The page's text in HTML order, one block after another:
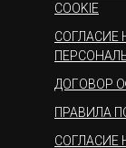
COOKIE
СОГЛАСИЕ
ДОГОВОР
ПРАВИЛА
СОГЛАСИЕ